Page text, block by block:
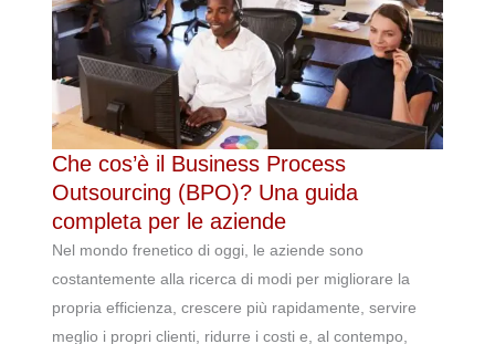
Che cos’è il Business Process
Outsourcing (BPO)? Una guida
completa per le aziende
Nel mondo frenetico di oggi, le aziende sono
costantemente alla ricerca di modi per migliorare la
propria efficienza, crescere più rapidamente, servire
meglio i propri clienti, ridurre i costi e, al contempo,